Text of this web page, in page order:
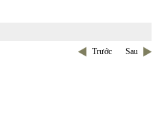
Trước Sau